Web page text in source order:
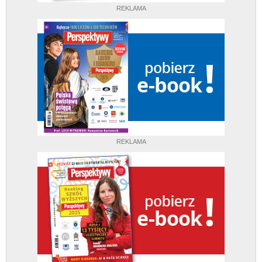
REKLAMA
REKLAMA